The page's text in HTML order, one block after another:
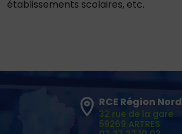
établissements scolaires, etc.
RCE Région Nord
32 rue de la gare
59269 ARTRES